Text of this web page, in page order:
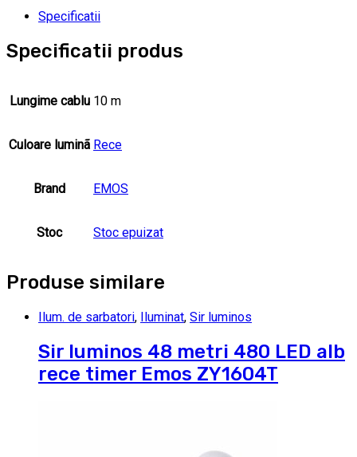
Specificatii
Specificatii produs
Lungime cablu 10 m
Culoare luminã Rece
Brand EMOS
Stoc Stoc epuizat
Produse similare
Ilum. de sarbatori, Iluminat, Sir luminos
Sir luminos 48 metri 480 LED alb
rece timer Emos ZY1604T